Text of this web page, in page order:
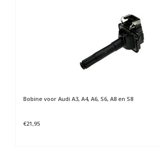
Bobine voor Audi A3, A4, A6, S6, A8 en S8
€21,95